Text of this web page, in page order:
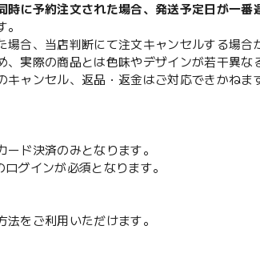
時に予約注文された場合、発送予定日が一
場合、当店判断にて注文キャンセルする場合
、実際の商品とは色味やデザインが若干異な
キャンセル、返品・返金はご対応できかねま
ード決済のみとなります。
グインが必須となります。
法をご利用いただけます。